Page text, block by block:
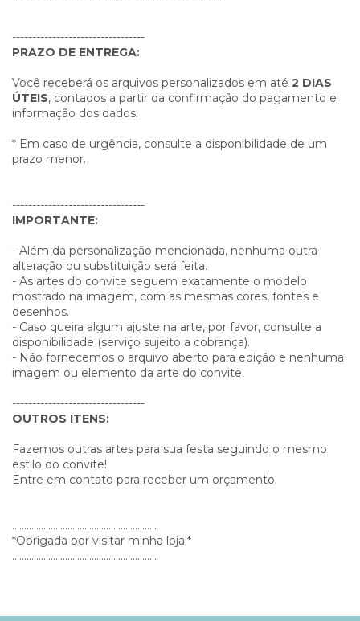
---------------------------------
PRAZO DE ENTREGA:
Você receberá os arquivos personalizados em até 2 DIAS
ÚTEIS, contados a partir da confirmação do pagamento e
informação dos dados.
* Em caso de urgência, consulte a disponibilidade de um
prazo menor.
---------------------------------
IMPORTANTE:
- Além da personalização mencionada, nenhuma outra
alteração ou substituição será feita.
- As artes do convite seguem exatamente o modelo
mostrado na imagem, com as mesmas cores, fontes e
desenhos.
- Caso queira algum ajuste na arte, por favor, consulte a
disponibilidade (serviço sujeito a cobrança).
- Não fornecemos o arquivo aberto para edição e nenhuma
imagem ou elemento da arte do convite.
---------------------------------
OUTROS ITENS:
Fazemos outras artes para sua festa seguindo o mesmo
estilo do convite!
Entre em contato para receber um orçamento.
............................................................
*Obrigada por visitar minha loja!*
............................................................